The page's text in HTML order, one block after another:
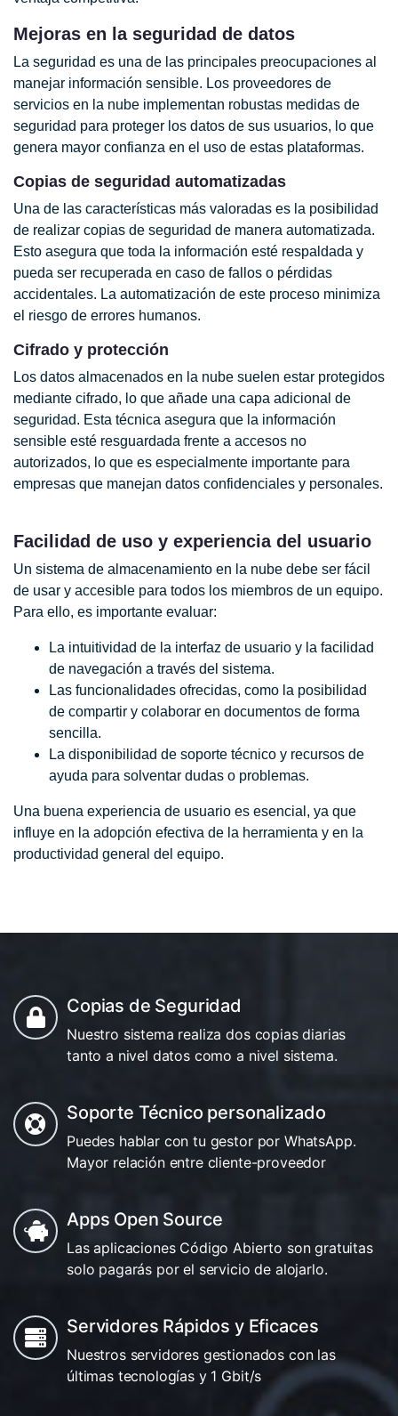
Mejoras en la seguridad de datos
La seguridad es una de las principales preocupaciones al
manejar información sensible. Los proveedores de
servicios en la nube implementan robustas medidas de
seguridad para proteger los datos de sus usuarios, lo que
genera mayor confianza en el uso de estas plataformas.
Copias de seguridad automatizadas
Una de las características más valoradas es la posibilidad
de realizar copias de seguridad de manera automatizada.
Esto asegura que toda la información esté respaldada y
pueda ser recuperada en caso de fallos o pérdidas
accidentales. La automatización de este proceso minimiza
el riesgo de errores humanos.
Cifrado y protección
Los datos almacenados en la nube suelen estar protegidos
mediante cifrado, lo que añade una capa adicional de
seguridad. Esta técnica asegura que la información
sensible esté resguardada frente a accesos no
autorizados, lo que es especialmente importante para
empresas que manejan datos confidenciales y personales.
Facilidad de uso y experiencia del usuario
Un sistema de almacenamiento en la nube debe ser fácil
de usar y accesible para todos los miembros de un equipo.
Para ello, es importante evaluar:
La intuitividad de la interfaz de usuario y la facilidad
de navegación a través del sistema.
Las funcionalidades ofrecidas, como la posibilidad
de compartir y colaborar en documentos de forma
sencilla.
La disponibilidad de soporte técnico y recursos de
ayuda para solventar dudas o problemas.
Una buena experiencia de usuario es esencial, ya que
influye en la adopción efectiva de la herramienta y en la
productividad general del equipo.
Copias de Seguridad
Nuestro sistema realiza dos copias diarias
tanto a nivel datos como a nivel sistema.
Soporte Técnico personalizado
Puedes hablar con tu gestor por WhatsApp.
Mayor relación entre cliente-proveedor
Apps Open Source
Las aplicaciones Código Abierto son gratuitas
solo pagarás por el servicio de alojarlo.
Servidores Rápidos y Eficaces
Nuestros servidores gestionados con las
últimas tecnologías y 1 Gbit/s